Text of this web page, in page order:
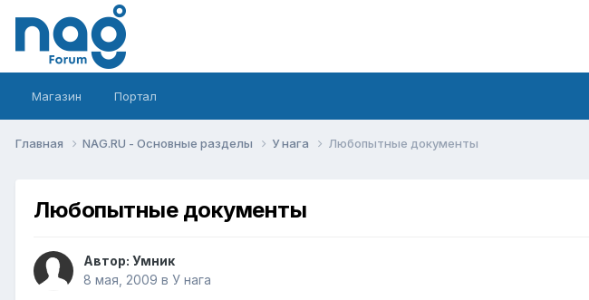
Магазин Портал
Главная NAG.RU - Основные разделы У нага Любопытные документы
Любопытные документы
Автор: Умник
8 мая, 2009 в У нага